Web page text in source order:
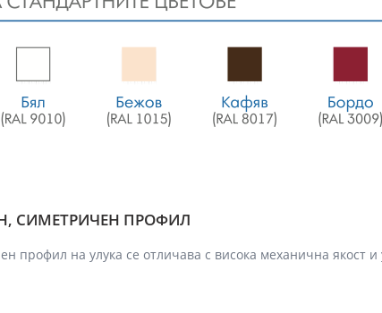
СИМЕТРИЧЕН ПРОФИЛ
профил на улука се отличава с висока механична якост и